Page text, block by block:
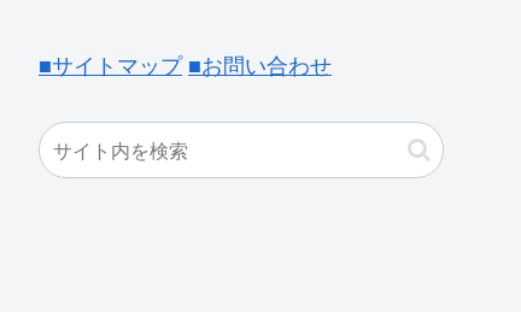
■サイトマップ ■お問い合わせ